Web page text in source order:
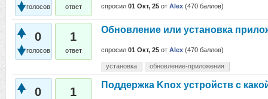
голосов ответ спросил 01 Окт, 25 от Alex (470 баллов)
0
голосов
1
ответ
Обновление или установка
спросил 01 Окт, 25 от Alex (470 баллов)
установка обновление-приложения
0 1
Поддержка Knox устройств с